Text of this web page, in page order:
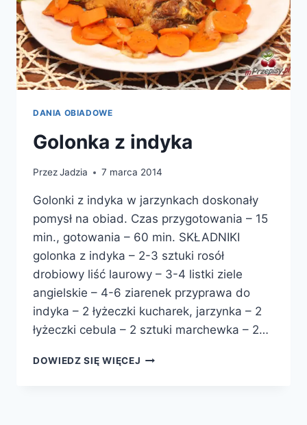
DANIA OBIADOWE
Golonka z indyka
PrzezJadzia 7 marca 2014
Golonki z indyka w jarzynkach doskonały
pomysł na obiad. Czas przygotowania – 15
min., gotowania – 60 min. SKŁADNIKI
golonka z indyka – 2-3 sztuki rosół
drobiowy liść laurowy – 3-4 listki ziele
angielskie – 4-6 ziarenek przyprawa do
indyka – 2 łyżeczki kucharek, jarzynka – 2
łyżeczki cebula – 2 sztuki marchewka – 2…
DOWIEDZ SIĘ WIĘCEJ GOLONKA